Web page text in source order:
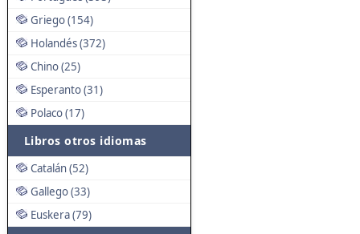
Griego (154)
Holandés (372)
Chino (25)
Esperanto (31)
Polaco (17)
Libros otros idiomas
Catalán (52)
Gallego (33)
Euskera (79)